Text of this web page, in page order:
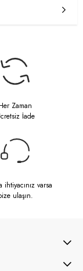
Zaman
İade
ihtiyacınız varsa
ulaşın.